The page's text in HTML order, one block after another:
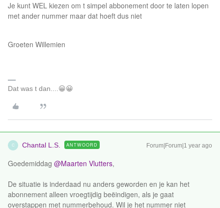
Je kunt WEL kiezen om t simpel abbonement door te laten lopen
met ander nummer maar dat hoeft dus niet
Groeten Willemien
Dat was t dan....😀😀
C Chantal L.S. ANTWOORD Forum|Forum|1 year ago
Goedemiddag ​ @Maarten Vlutters,
De situatie is inderdaad nu anders geworden en je kan het
abonnement alleen vroegtijdig beëindigen, als je gaat
overstappen met nummerbehoud. Wil je het nummer niet